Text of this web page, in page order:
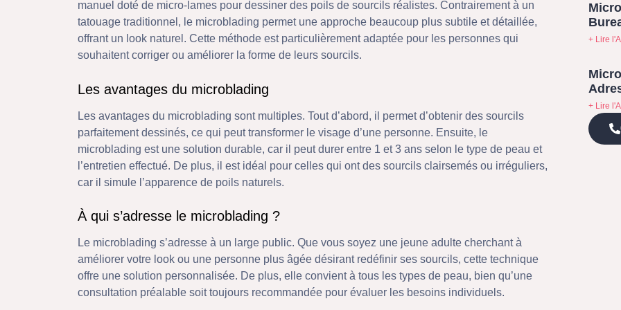
manuel doté de micro-lames pour dessiner des poils de sourcils réalistes. Contrairement à un
tatouage traditionnel, le microblading permet une approche beaucoup plus subtile et détaillée,
offrant un look naturel. Cette méthode est particulièrement adaptée pour les personnes qui
souhaitent corriger ou améliorer la forme de leurs sourcils.
Les avantages du microblading
Les avantages du microblading sont multiples. Tout d’abord, il permet d’obtenir des sourcils
parfaitement dessinés, ce qui peut transformer le visage d’une personne. Ensuite, le
microblading est une solution durable, car il peut durer entre 1 et 3 ans selon le type de peau et
l’entretien effectué. De plus, il est idéal pour celles qui ont des sourcils clairsemés ou irréguliers,
car il simule l’apparence de poils naturels.
À qui s’adresse le microblading ?
Le microblading s’adresse à un large public. Que vous soyez une jeune adulte cherchant à
améliorer votre look ou une personne plus âgée désirant redéfinir ses sourcils, cette technique
offre une solution personnalisée. De plus, elle convient à tous les types de peau, bien qu’une
consultation préalable soit toujours recommandée pour évaluer les besoins individuels.
+ Lire
+ Lire